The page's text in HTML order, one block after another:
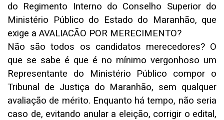
do Regimento Interno do Conselho Superior do
Ministério Público do Estado do Maranhão, que
exige a AVALIACÃO POR MERECIMENTO?
Não são todos os candidatos merecedores? O
que se sabe é que é no mínimo vergonhoso um
Representante do Ministério Público compor o
Tribunal de Justiça do Maranhão, sem qualquer
avaliação de mérito. Enquanto há tempo, não seria
caso de, evitando anular a eleição, corrigir o edital,